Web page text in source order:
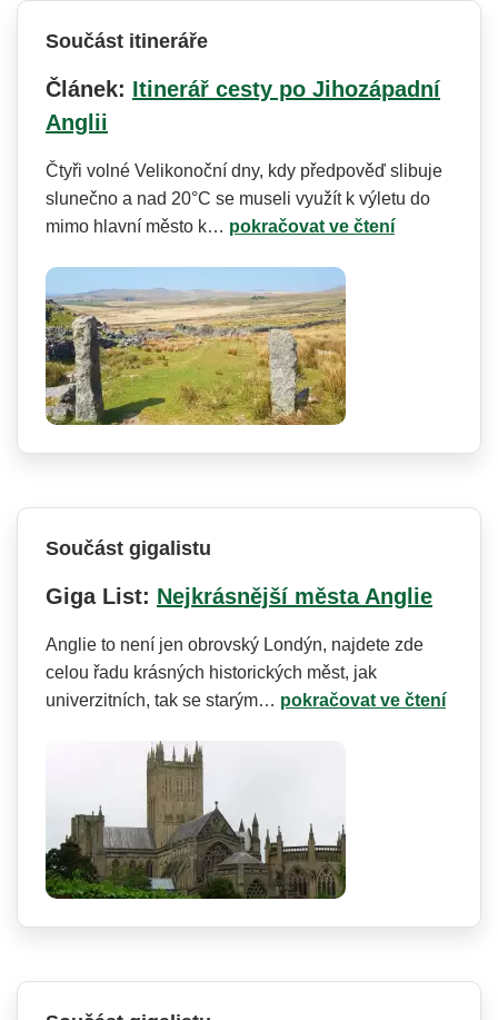
Součást itineráře
Článek: Itinerář cesty po Jihozápadní
Anglii
Čtyři volné Velikonoční dny, kdy předpověď slibuje
slunečno a nad 20°C se museli využít k výletu do
mimo hlavní město k… pokračovat ve čtení
Součást gigalistu
Giga List: Nejkrásnější města Anglie
Anglie to není jen obrovský Londýn, najdete zde
celou řadu krásných historických měst, jak
univerzitních, tak se starým… pokračovat ve čtení